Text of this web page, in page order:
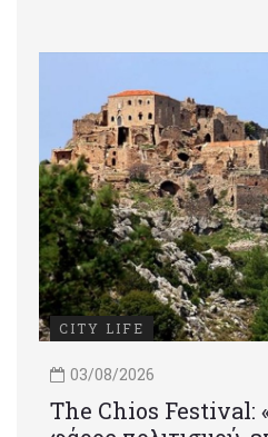
CITY LIFE
03/08/2026
Τhe Chios Festival: